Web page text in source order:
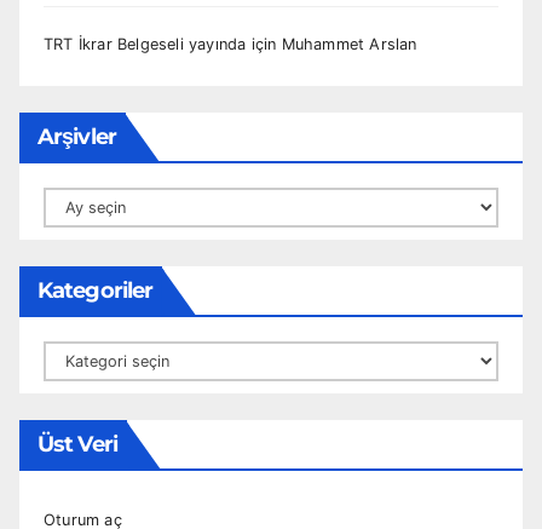
TRT İkrar Belgeseli yayında için Muhammet Arslan
Arşivler
Arşivler
Kategoriler
Kategoriler
Üst Veri
Oturum aç